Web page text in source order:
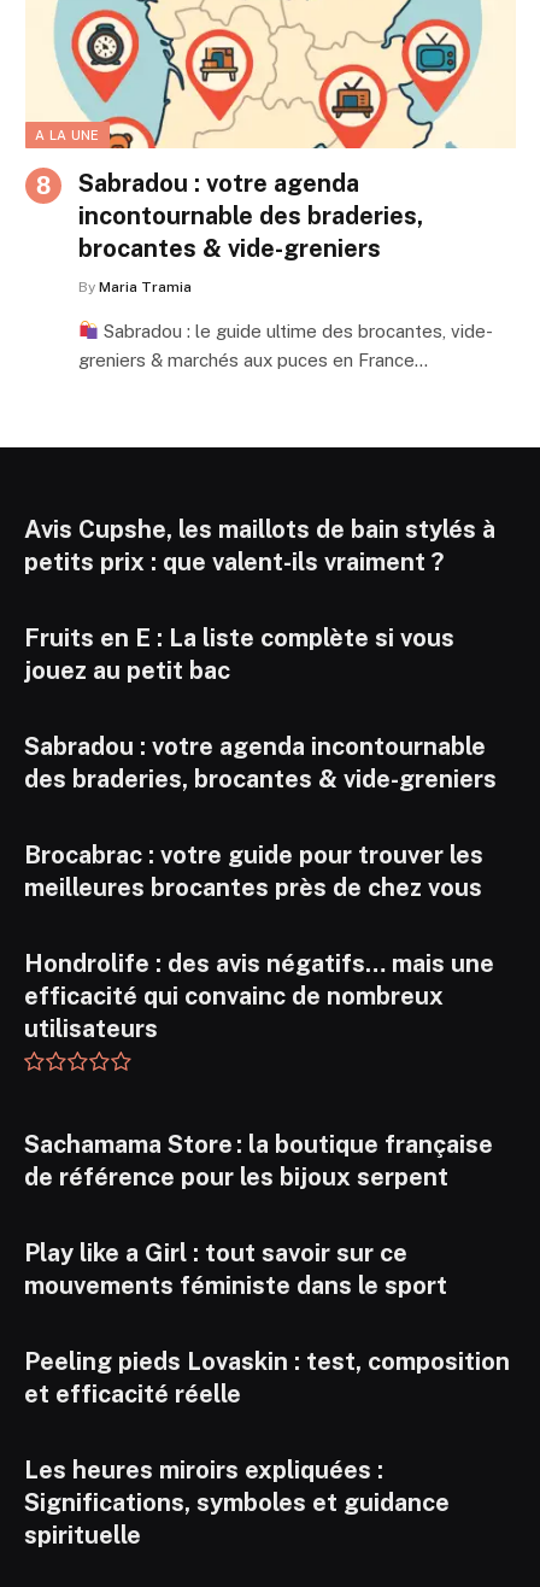
A LA UNE
Sabradou : votre agenda
incontournable des braderies,
brocantes & vide-greniers
By Maria Tramia
Sabradou : le guide ultime des brocantes, vide-
greniers & marchés aux puces en France…
Avis Cupshe, les maillots de bain stylés à
petits prix : que valent-ils vraiment ?
Fruits en E : La liste complète si vous
jouez au petit bac
Sabradou : votre agenda incontournable
des braderies, brocantes & vide-greniers
Brocabrac : votre guide pour trouver les
meilleures brocantes près de chez vous
Hondrolife : des avis négatifs… mais une
efficacité qui convainc de nombreux
utilisateurs
Sachamama Store : la boutique française
de référence pour les bijoux serpent
Play like a Girl : tout savoir sur ce
mouvements féministe dans le sport
Peeling pieds Lovaskin : test, composition
et efficacité réelle
Les heures miroirs expliquées :
Significations, symboles et guidance
spirituelle